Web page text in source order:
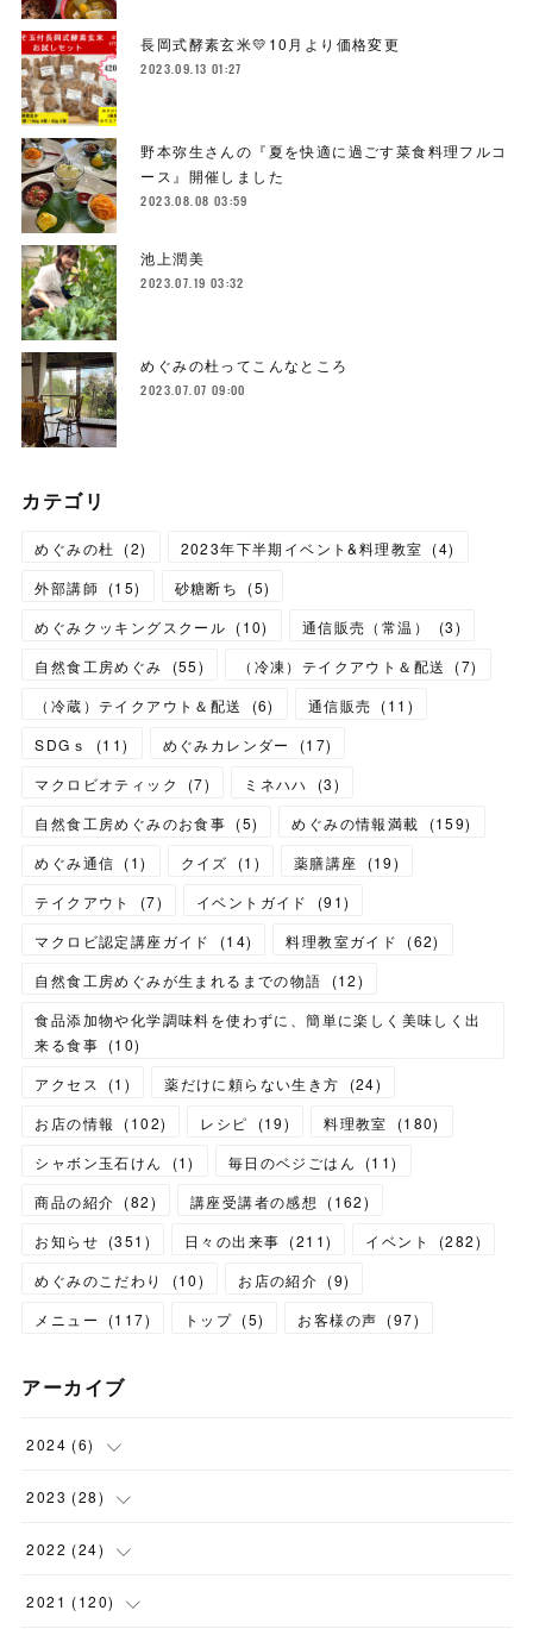
長岡式酵素玄米💛10月より価格変更
2023.09.13 01:27
野本弥生さんの『夏を快適に過ごす菜食料理フルコ
ース』開催しました
2023.08.08 03:59
池上潤美
2023.07.19 03:32
めぐみの杜ってこんなところ
2023.07.07 09:00
カテゴリ
めぐみの杜 (2) 2023年下半期イベント&料理教室 (4)
外部講師 (15) 砂糖断ち (5)
めぐみクッキングスクール (10) 通信販売（常温） (3)
自然食工房めぐみ
(55) （冷凍）テイクアウト＆配送 (7)
（冷蔵）テイクアウト＆配送
(6) 通信販売 (11 )
SDGｓ
(11) めぐみカレンダー (17)
マクロビオティック
(7) ミネハハ (3)
自然食工房めぐみのお食事 (5) めぐみの情報満載 (159)
めぐみ通信 (1) クイズ (1 ) 薬膳講座 (19)
テイクアウト
(7) イベントガイド (91)
マクロビ認定講座ガイド
(14) 料理教室ガイド (62)
自然食工房めぐみが生まれるまでの物語
(12)
食品添加物や化学調味料を使わずに、簡単に楽しく美味しく出
来る食事 (10)
アクセス
(1 ) 薬だけに頼らない生き方 (24)
お店の情報
(102) レシピ (19) 料理教室 (180)
シャボン玉石けん
(1) 毎日のベジごはん (11)
商品の紹介 (82) 講座受講者の感想 (162)
お知らせ (351 ) 日々の出来事 (211) イベント (282)
めぐみのこだわり
(10) お店の紹介 (9)
メニュー
(117) トップ (5) お客様の声 (97)
アーカイブ
2024 (6)
(1)
(1 )
(1)
2023 (28)
(2)
(1)
2022 (24)
(5)
2021 (120)